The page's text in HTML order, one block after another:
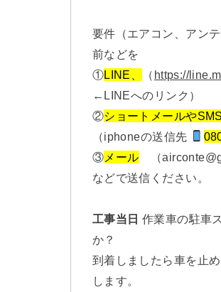
要件（エアコン、アン
前などを
①LINE、 （ https://
←LINEへのリンク）
②ショートメールや
（iphoneの送信先
③ メール （
などで送信ください。
工事当日 作業車の駐車
か？
到着しましたら車を止
します。